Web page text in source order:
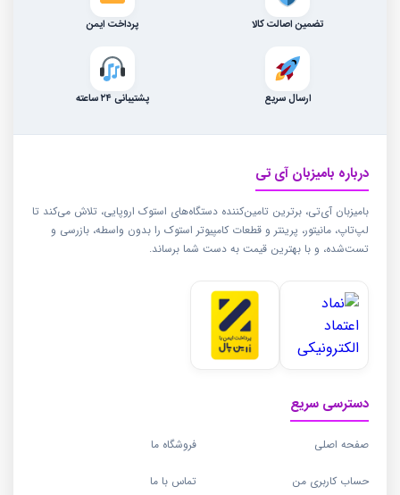
تضمین اصالت کالا پرداخت ایمن
ارسال سریع پشتیبانی ۲۴ ساعته
درباره بامیزبان آی تی
بامیزبان آی‌تی، برترین تامین‌کننده دستگاه‌های استوک اروپایی، تلاش می‌کند تا
لپ‌تاپ، مانیتور، پرینتر و قطعات کامپیوتر استوک را بدون واسطه، بازرسی و
تست‌شده، و با بهترین قیمت به دست شما برساند.
دسترسی سریع
صفحه اصلی فروشگاه ما
حساب کاربری من تماس با ما